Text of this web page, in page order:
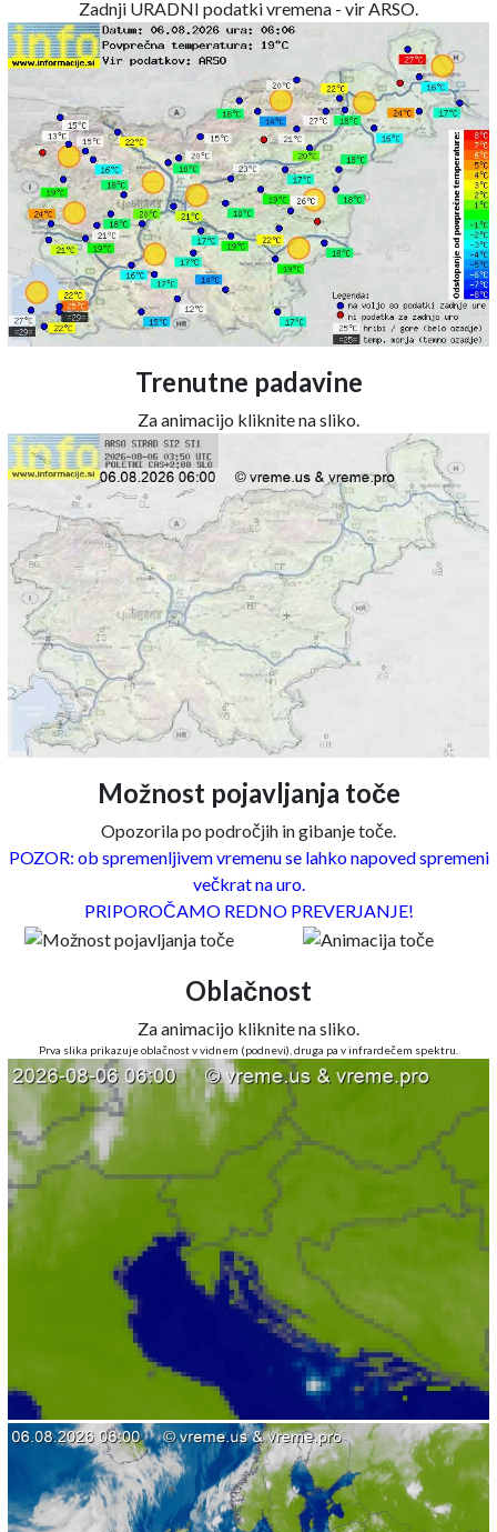
Zadnji URADNI podatki vremena - vir ARSO.
Trenutne padavine
Za animacijo kliknite na sliko.
Možnost pojavljanja toče
Opozorila po področjih in gibanje toče.
POZOR: ob spremenljivem vremenu se lahko napoved spremeni
večkrat na uro.
PRIPOROČAMO REDNO PREVERJANJE!
Oblačnost
Za animacijo kliknite na sliko.
Prva slika prikazuje oblačnost v vidnem (podnevi), druga pa v infrardečem spektru.